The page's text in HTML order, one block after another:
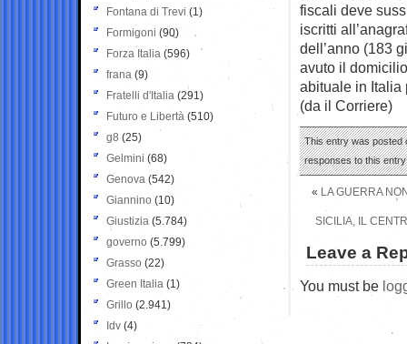
fiscali deve
iscritti
dell’anno (183
avuto il
abituale in Italia
(da il Corriere)
This entry was posted
responses to this
« LA GUERRA
SICILIA, IL
Leave a
You must be
Fontana di Trevi (1)
Formigoni (90)
Forza Italia (596)
frana (9)
Fratelli d'Italia (291)
Futuro e Libertà (510)
g8 (25)
Gelmini (68)
Genova (542)
Giannino (10)
Giustizia (5.784)
governo (5.799)
Grasso (22)
Green Italia (1)
Grillo (2.941)
Idv (4)